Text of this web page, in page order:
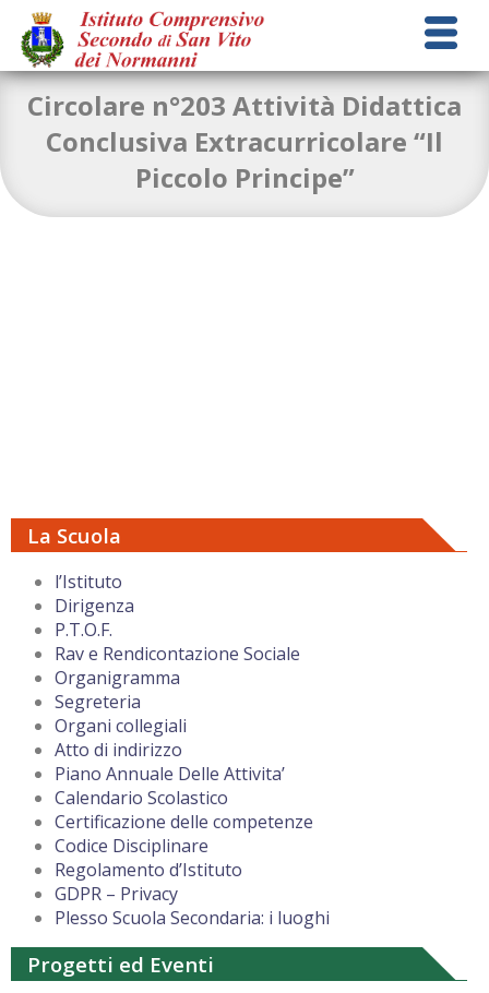
La Scuola
l’Istituto
Dirigenza
P.T.O.F.
Rav e Rendicontazione Sociale
Organigramma
Segreteria
Organi collegiali
Atto di indirizzo
Piano Annuale Delle Attivita’
Calendario Scolastico
Certificazione delle competenze
Codice Disciplinare
Regolamento d’Istituto
GDPR – Privacy
Plesso Scuola Secondaria: i luoghi
Progetti ed Eventi
Circolare n°203 Attività Didattica
Conclusiva Extracurricolare “Il
Piccolo Principe”